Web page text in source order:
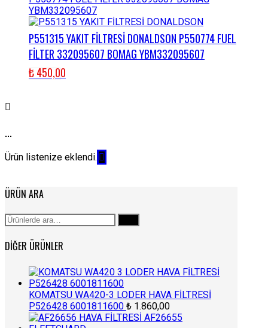
P551315 YAKIT FİLTRESİ DONALDSON P550774 FUEL
FİLTER 332095607 BOMAG YBM332095607
₺450,00
...
Ürün listenize eklendi.
ÜRÜN ARA
Ara:
DIĞER ÜRÜNLER
KOMATSU WA420-3 LODER HAVA FİLTRESİ
P526428 6001811600 ₺ 1.860,00